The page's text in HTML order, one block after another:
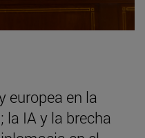
europea en la
IA y la brecha